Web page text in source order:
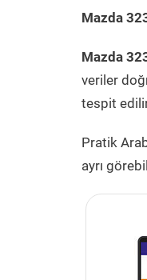
Mazda
Mazda
veriler
tespit
Pratik
ayrı